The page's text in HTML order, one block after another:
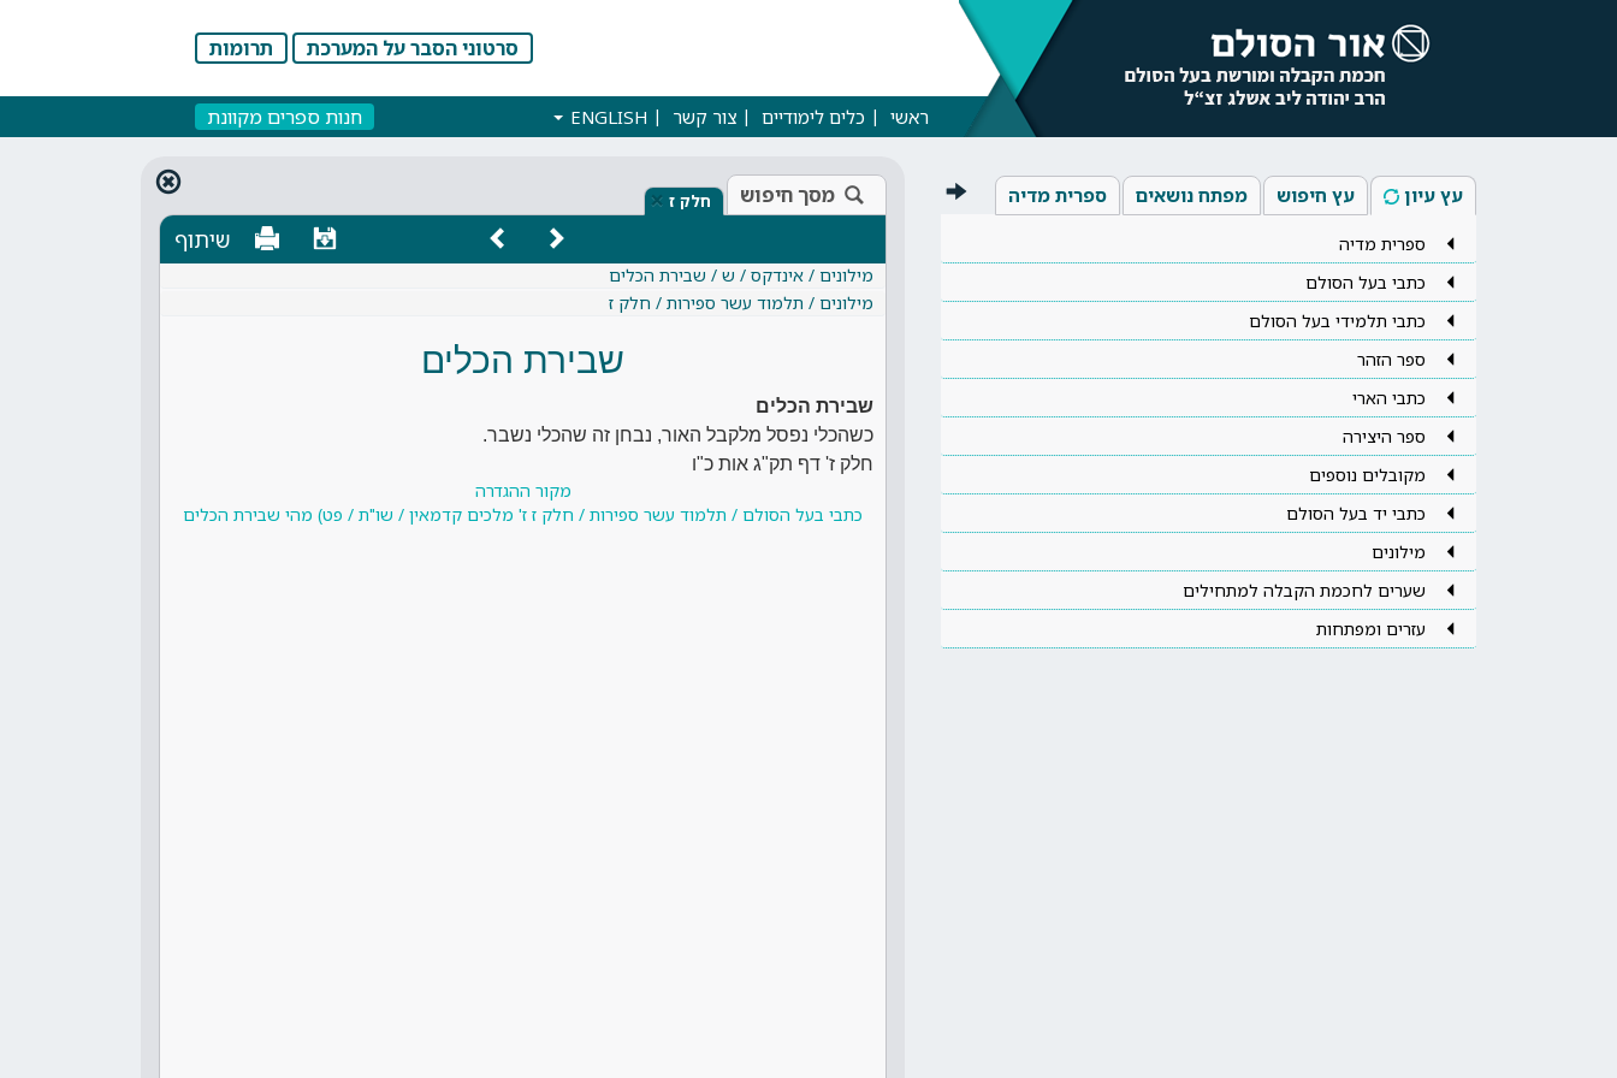
סרטוני הסבר על המערכת תרומות
ראשי כלים לימודיים צור קשר ENGLISH חנות ספרים מקוונת
עץ עיון עץ חיפוש מפתח נושאים ספרית מדיה
ספרית מדיה
כתבי בעל הסולם
כתבי תלמידי בעל הסולם
ספר הזהר
כתבי הארי
ספר היצירה
מקובלים נוספים
כתבי יד בעל הסולם
מילונים
שערים לחכמת הקבלה למתחילים
עזרים ומפתחות
מסך חיפוש חלק ז ×
שיתוף
מילונים / אינדקס / ש / שבירת הכלים
מילונים / תלמוד עשר ספירות / חלק ז
שבירת הכלים
שבירת הכלים
כשהכלי נפסל מלקבל האור, נבחן זה שהכלי נשבר.
חלק ז' דף תק"ג אות כ"ו
מקור ההגדרה
כתבי בעל הסולם / תלמוד עשר ספירות / חלק ז ז' מלכים קדמאין / שו"ת / פט) מהי שבירת הכלים